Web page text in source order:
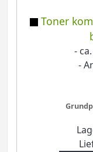
Toner
-
-